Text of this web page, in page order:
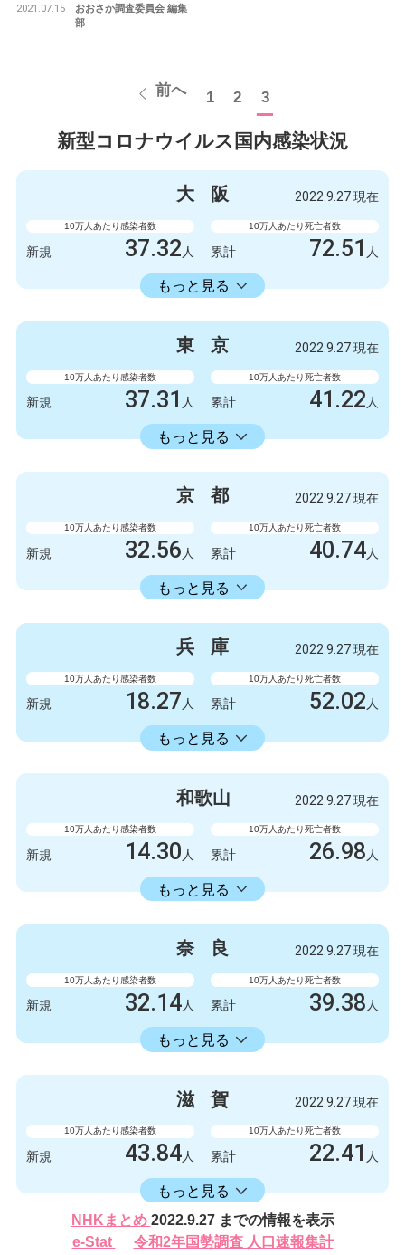
おおさか調査委員会 編集
部
2021.07.15
前へ 1 2 3
新型コロナウイルス国内感染状況
大 阪 2022.9.27 現在
10万人あたり感染者数
新規 37.32 人
10万人あたり死亡者数
累計 72.51 人
もっと見る
23598.73人
3300人 新規
2086723 6412
東 京 2022.9.27 現在
10万人あたり感染者数
新規 37.31 人
10万人あたり死亡者数
累計 41.22 人
もっと見る
22429.74人
5247人 新規
5798
京 都 2022.9.27 現在
10万人あたり感染者数
新規 32.56 人
10万人あたり死亡者数
累計 40.74人
もっと見る
18413.86人
840人 新規
475063 1051
兵 庫 2022.9.27 現在
10万人あたり感染者数
新規 18.27 人
10万人あたり死亡者数
累計 52.02 人
もっと見る
18353.34人
999人 新規
1003778 2845
和歌山 2022.9.27 現在
10万人あたり感染者数
新規 14.30 人
10万人あたり死亡者数
累計 26.98 人
もっと見る
14336.11人
人 新規
249
奈 良 2022.9.27 現在
10万人あたり感染者数
新規 32.14人
10万人あたり死亡者数
累計 39.38 人
もっと見る
16582.30人
426人 新規
219788 522
滋 賀 2022.9.27 現在
10万人あたり感染者数
新規 43.84 人
10万人あたり死亡者数
累計 22.41 人
もっと見る
16406.17人
感染者数
620人
死亡者数
新規
NHKまとめ 2022.9.27 までの情報を表示
e-Stat
令和2年国勢調査 人口速報集計